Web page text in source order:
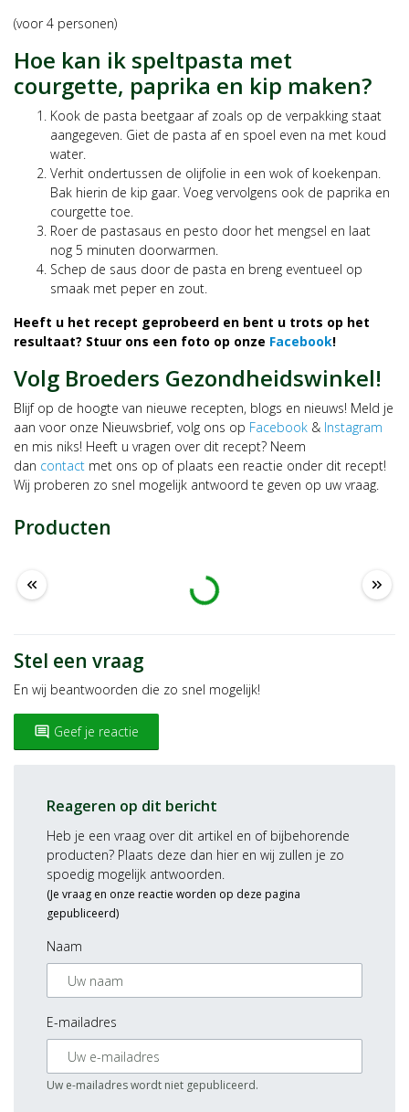
(voor 4 personen)
Hoe kan ik speltpasta met
courgette, paprika en kip maken?
Kook de pasta beetgaar af zoals op de verpakking staat
aangegeven. Giet de pasta af en spoel even na met koud
water.
Verhit ondertussen de olijfolie in een wok of koekenpan.
Bak hierin de kip gaar. Voeg vervolgens ook de paprika en
courgette toe.
Roer de pastasaus en pesto door het mengsel en laat
nog 5 minuten doorwarmen.
Schep de saus door de pasta en breng eventueel op
smaak met peper en zout.
Heeft u het recept geprobeerd en bent u trots op het
resultaat? Stuur ons een foto op onze Facebook!
Volg Broeders Gezondheidswinkel!
Blijf op de hoogte van nieuwe recepten, blogs en nieuws! Meld je
aan voor onze Nieuwsbrief, volg ons op Facebook & Instagram
en mis niks! Heeft u vragen over dit recept? Neem
dan contact met ons op of plaats een reactie onder dit recept!
Wij proberen zo snel mogelijk antwoord te geven op uw vraag.
Producten
Laden … keyboard_double_arrow_right
keyboard_double_arrow_left
Stel een vraag
En wij beantwoorden die zo snel mogelijk!
insert_comment Geef je reactie
Reageren op dit bericht
Heb je een vraag over dit artikel en of bijbehorende
producten? Plaats deze dan hier en wij zullen je zo
spoedig mogelijk antwoorden.
(Je vraag en onze reactie worden op deze pagina
gepubliceerd)
Naam
E-mailadres
Uw e-mailadres wordt niet gepubliceerd.